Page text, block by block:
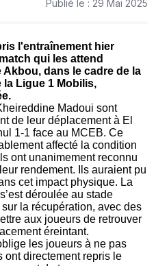
Publié le : 29 Mai 2025
l'entraînement hier
qui les attend
Akbou, dans le cadre de la
la Ligue 1 Mobilis,
Madoui sont
de leur déplacement à El
1-1 face au MCEB. Ce
affecté la condition
ont unanimement reconnu
rendement. Ils auraient pu
cet impact physique. La
déroulée au stade
la récupération, avec des
aux joueurs de retrouver
éreintant.
les joueurs à ne pas
ont directement repris le